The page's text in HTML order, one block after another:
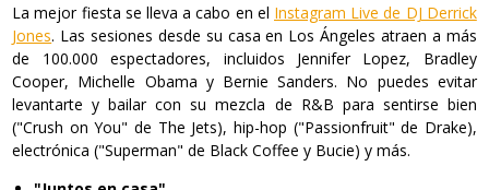
La mejor fiesta se lleva a cabo en el Instagram Live de DJ Derrick
Jones. Las sesiones desde su casa en Los Ángeles atraen a más
de 100.000 espectadores, incluidos Jennifer Lopez, Bradley
Cooper, Michelle Obama y Bernie Sanders. No puedes evitar
levantarte y bailar con su mezcla de R&B para sentirse bien
("Crush on You" de The Jets), hip-hop ("Passionfruit" de Drake),
electrónica ("Superman" de Black Coffee y Bucie) y más.